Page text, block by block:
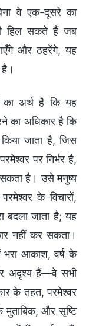
वे एक-दूसरे का
हिल सकते हैं जब
और ठहरेंगे, यह
है।
का अर्थ है कि यह
का अधिकार है कि
जाता है, जिस
पर निर्भर है,
सकता है। उसे मनुष्य
के विचारों,
बदला जाता है; यह
नहीं कर सकता।
भरा आकाश, वर्ष के
अदृश्य हैं—वे सभी
के तहत, परमेश्वर
और सृष्टि